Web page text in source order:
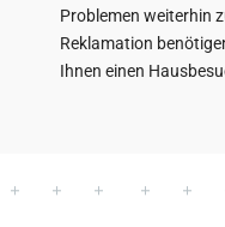
Problemen weiterhin
Reklamation
Ihnen einen